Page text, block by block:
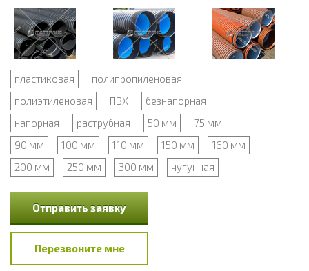
пластиковая
полипропиленовая
полиэтиленовая
ПВХ
безнапорная
напорная
раструбная 50 мм
75 мм
90 мм
100 мм 110 мм 150 мм
160 мм
200 мм
250 мм 300 мм чугунная
Отправить заявку
Перезвоните мне